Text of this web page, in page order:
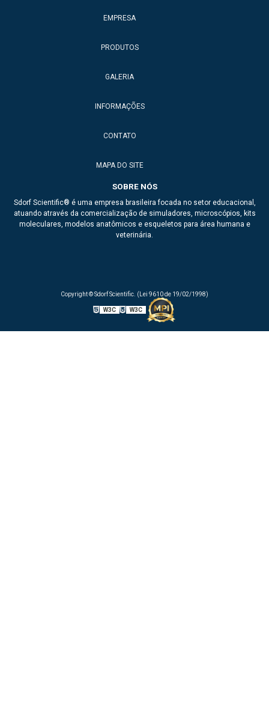
EMPRESA
PRODUTOS
GALERIA
INFORMAÇÕES
CONTATO
MAPA DO SITE
SOBRE NÓS
Sdorf Scientific® é uma empresa brasileira focada no setor educacional,
atuando através da comercialização de simuladores, microscópios, kits
moleculares, modelos anatômicos e esqueletos para área humana e
veterinária.
Copyright © Sdorf Scientific. (Lei 9610 de 19/02/1998)
W3C W3C